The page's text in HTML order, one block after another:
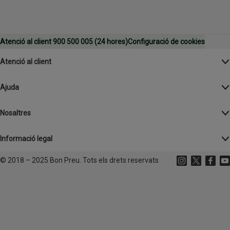
Atenció al client 900 500 005 (24 hores)Configuració de cookies
Atenció al client
Ajuda
Nosaltres
Informació legal
© 2018 – 2025 Bon Preu. Tots els drets reservats Instagram
(s'obre en
X (s'obre